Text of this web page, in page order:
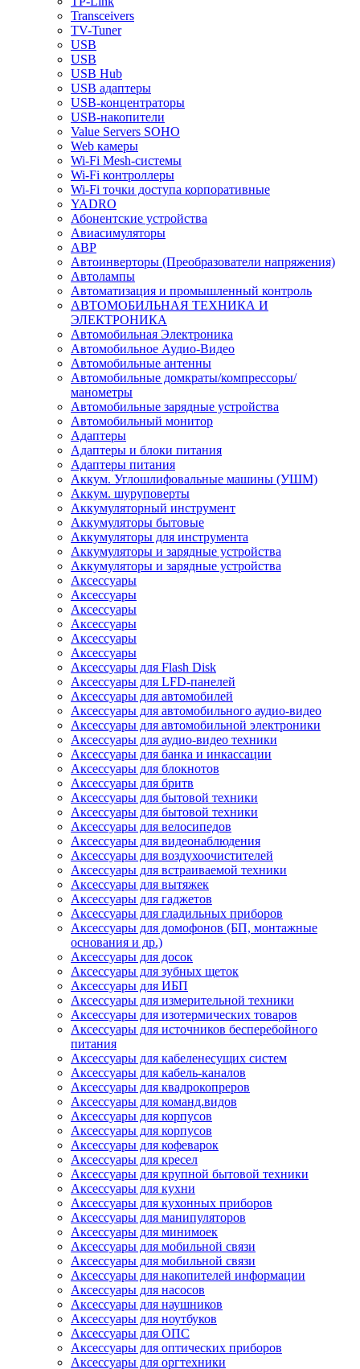
Transceivers
TV-Tuner
USB
USB
USB Hub
USB адаптеры
USB-концентраторы
USB-накопители
Value Servers SOHO
Web камеры
Wi-Fi Mesh-системы
Wi-Fi контроллеры
Wi-Fi точки доступа корпоративные
YADRO
Абонентские устройства
Авиасимуляторы
АВР
Автоинверторы (Преобразователи напряжения)
Автолампы
Автоматизация и промышленный контроль
АВТОМОБИЛЬНАЯ ТЕХНИКА И
ЭЛЕКТРОНИКА
Автомобильная Электроника
Автомобильное Аудио-Видео
Автомобильные антенны
Автомобильные домкраты/компрессоры/
манометры
Автомобильные зарядные устройства
Автомобильный монитор
Адаптеры
Адаптеры и блоки питания
Адаптеры питания
Аккум. Углошлифовальные машины (УШМ)
Аккум. шуруповерты
Аккумуляторный инструмент
Аккумуляторы бытовые
Аккумуляторы для инструмента
Аккумуляторы и зарядные устройства
Аккумуляторы и зарядные устройства
Аксессуары
Аксессуары
Аксессуары
Аксессуары
Аксессуары
Аксессуары
Аксессуары для Flash Disk
Аксессуары для LFD-панелей
Аксессуары для автомобилей
Аксессуары для автомобильного аудио-видео
Аксессуары для автомобильной электроники
Аксессуары для аудио-видео техники
Аксессуары для банка и инкассации
Аксессуары для блокнотов
Аксессуары для бритв
Аксессуары для бытовой техники
Аксессуары для бытовой техники
Аксессуары для велосипедов
Аксессуары для видеонаблюдения
Аксессуары для воздухоочистителей
Аксессуары для встраиваемой техники
Аксессуары для вытяжек
Аксессуары для гаджетов
Аксессуары для гладильных приборов
Аксессуары для домофонов (БП, монтажные
основания и др.)
Аксессуары для досок
Аксессуары для зубных щеток
Аксессуары для ИБП
Аксессуары для измерительной техники
Аксессуары для изотермических товаров
Аксессуары для источников бесперебойного
питания
Аксессуары для кабеленесущих систем
Аксессуары для кабель-каналов
Аксессуары для квадрокопреров
Аксессуары для команд.видов
Аксессуары для корпусов
Аксессуары для корпусов
Аксессуары для кофеварок
Аксессуары для кресел
Аксессуары для крупной бытовой техники
Аксессуары для кухни
Аксессуары для кухонных приборов
Аксессуары для манипуляторов
Аксессуары для минимоек
Аксессуары для мобильной связи
Аксессуары для мобильной связи
Аксессуары для накопителей информации
Аксессуары для насосов
Аксессуары для наушников
Аксессуары для ноутбуков
Аксессуары для ОПС
Аксессуары для оптических приборов
Аксессуары для оргтехники